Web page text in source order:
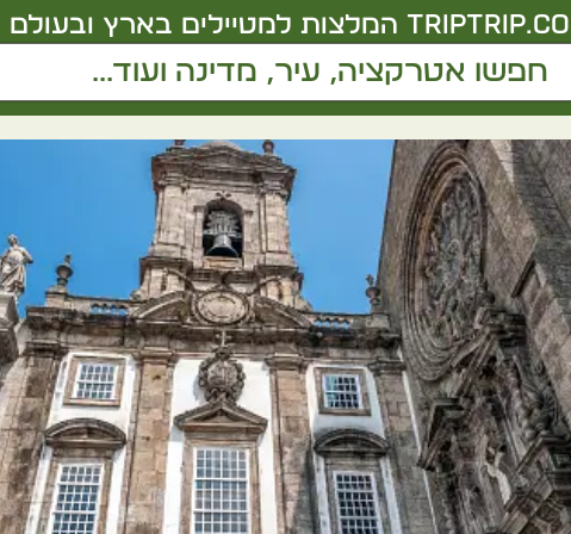
המלצות למטיילים בארץ ובעולם